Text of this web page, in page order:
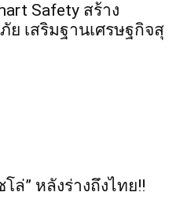
Safety สร้าง
เสริมฐานเศรษฐกิจสุ
ล่” หลังร่างถึงไทย!!